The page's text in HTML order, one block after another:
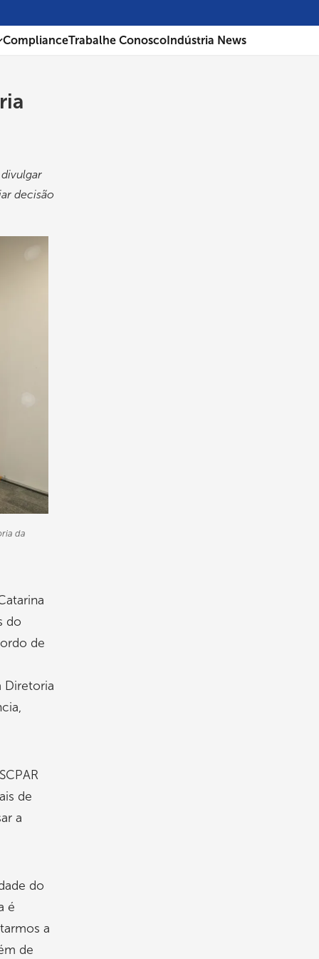
ComplianceTrabalhe Conosco Indústria News
decisão
da
do
de
Diretoria
de
a
do
é
a
de